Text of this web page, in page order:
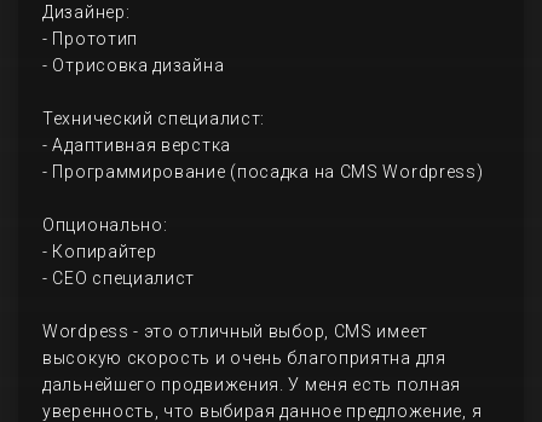
Дизайнер:
- Прототип
- Отрисовка дизайна
Технический специалист:
- Адаптивная верстка
- Программирование (посадка на CMS Wordpress)
Опционально:
- Копирайтер
- СЕО специалист
Wordpess - это отличный выбор, CMS имеет
высокую скорость и очень благоприятна для
дальнейшего продвижения. У меня есть полная
уверенность, что выбирая данное предложение, я